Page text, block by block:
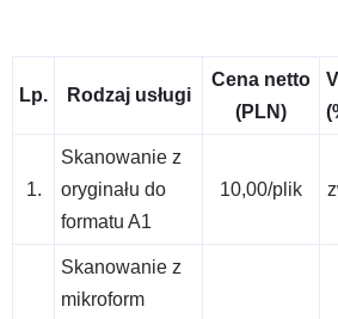
Lp. Rodzaj usługi
Cena netto
(PLN)
1.
Skanowanie z
oryginału do
formatu A1
10,00/plik
Skanowanie z
mikroform